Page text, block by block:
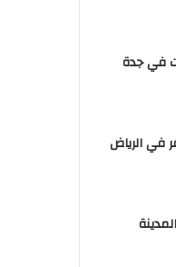
في جدة
في الرياض